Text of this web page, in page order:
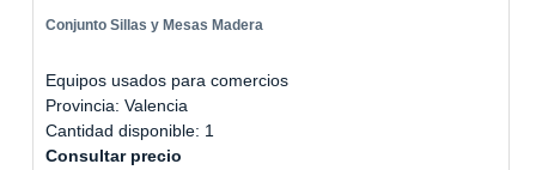
Conjunto Sillas y Mesas Madera
Equipos usados para comercios
Provincia: Valencia
Cantidad disponible: 1
Consultar precio